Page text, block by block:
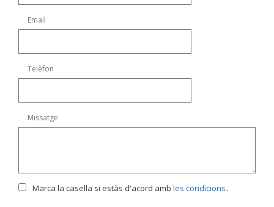
Email
Telèfon
Missatge
Marca la casella si estàs d'acord amb les condicions.